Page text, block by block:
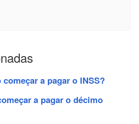
a pagar o INSS?
a pagar o décimo